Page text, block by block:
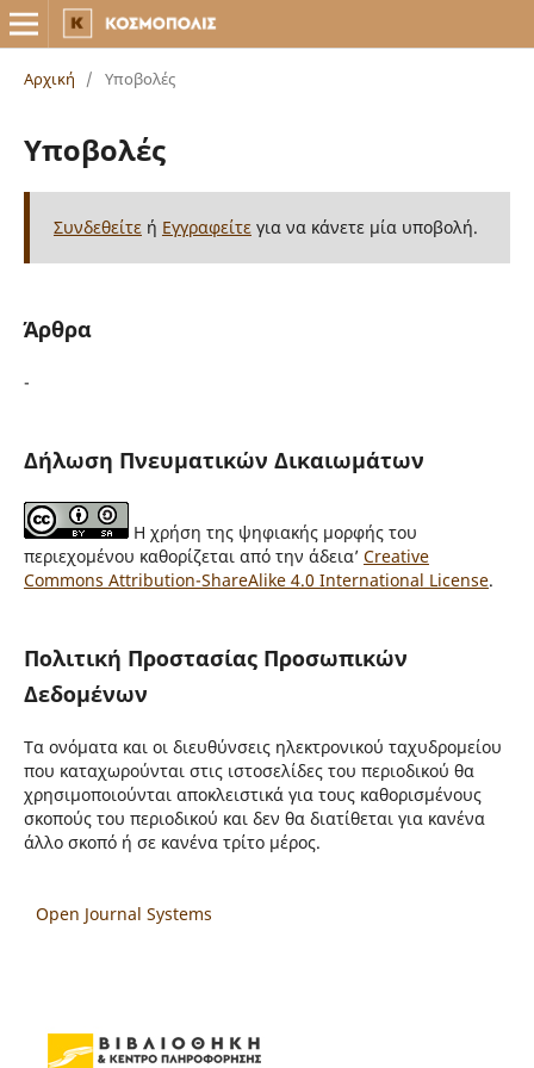
Αρχική / Υποβολές
Υποβολές
Συνδεθείτεή Εγγραφείτεγια να κάνετε μία υποβολή.
Άρθρα
-
Δήλωση Πνευματικών Δικαιωμάτων
Η χρήση της ψηφιακής μορφής του
περιεχομένου καθορίζεται από την άδεια’ Creative
Commons Attribution-ShareAlike 4.0 International License.
Πολιτική Προστασίας Προσωπικών
Δεδομένων
Τα ονόματα και οι διευθύνσεις ηλεκτρονικού ταχυδρομείου
που καταχωρούνται στις ιστοσελίδες του περιοδικού θα
χρησιμοποιούνται αποκλειστικά για τους καθορισμένους
σκοπούς του περιοδικού και δεν θα διατίθεται για κανένα
άλλο σκοπό ή σε κανένα τρίτο μέρος.
Open Journal Systems